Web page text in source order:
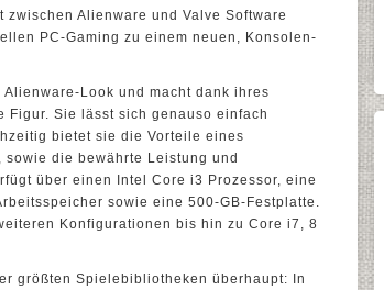
Alienware und Valve Software
PC-Gaming zu einem neuen, Konsolen-
Alienware-Look und macht dank ihres
Figur. Sie lässt sich genauso einfach
bietet sie die Vorteile eines
die bewährte Leistung und
über einen Intel Core i3 Prozessor, eine
sowie eine 500-GB-Festplatte.
Konfigurationen bis hin zu Core i7, 8
größten Spielebibliotheken überhaupt: In